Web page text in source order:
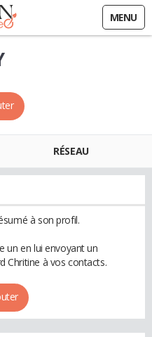
MENU
RÉSEAU
à son profil.
un en lui envoyant un
Chritine à vos contacts.